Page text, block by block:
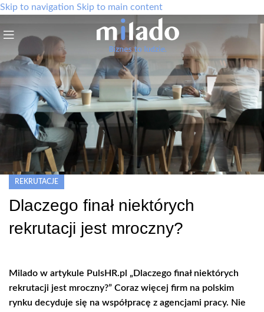
Skip to navigation Skip to main content
REKRUTACJE
Dlaczego finał niektórych
rekrutacji jest mroczny?
Milado w artykule PulsHR.pl „Dlaczego finał niektórych
rekrutacji jest mroczny?” Coraz więcej firm na polskim
rynku decyduje się na współpracę z agencjami pracy. Nie